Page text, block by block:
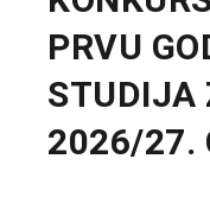
PRVU
STUDIJA
2026/27.